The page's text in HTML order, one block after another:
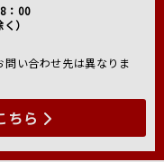
：00
）
い合わせ先は異なりま
ちら